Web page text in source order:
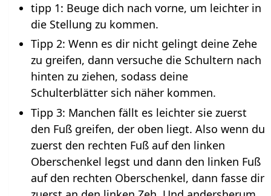
tipp 1: Beuge dich nach vorne, um leichter in
die Stellung zu kommen.
Tipp 2: Wenn es dir nicht gelingt deine Zehe
zu greifen, dann versuche die Schultern nach
hinten zu ziehen, sodass deine
Schulterblätter sich näher kommen.
Tipp 3: Manchen fällt es leichter sie zuerst
den Fuß greifen, der oben liegt. Also wenn du
zuerst den rechten Fuß auf den linken
Oberschenkel legst und dann den linken Fuß
auf den rechten Oberschenkel, dann fasse dir